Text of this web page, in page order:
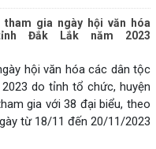
tham gia ngày hội văn hóa
Đắk Lắk năm 2023
hội văn hóa các dân tộc
do tỉnh tổ chức, huyện
gia với 38 đại biểu, theo
từ 18/11 đến 20/11/2023